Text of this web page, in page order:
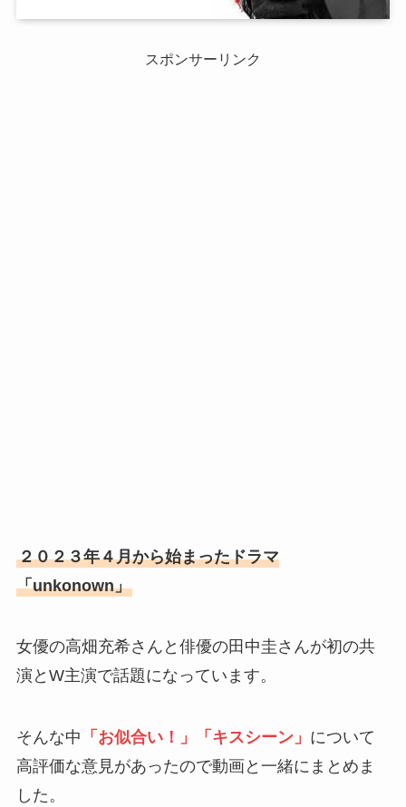
スポンサーリンク
２０２３年４月から始まったドラマ
「unkonown」
女優の高畑充希さんと俳優の田中圭さんが初の共
演とW主演で話題になっています。
そんな中 「お似合い！」「キスシーン」 について
高評価な意見があったので動画と一緒にまとめま
した。